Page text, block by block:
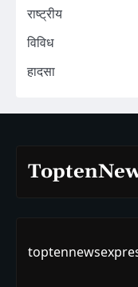
राष्ट्रीय
विविध
हादसा